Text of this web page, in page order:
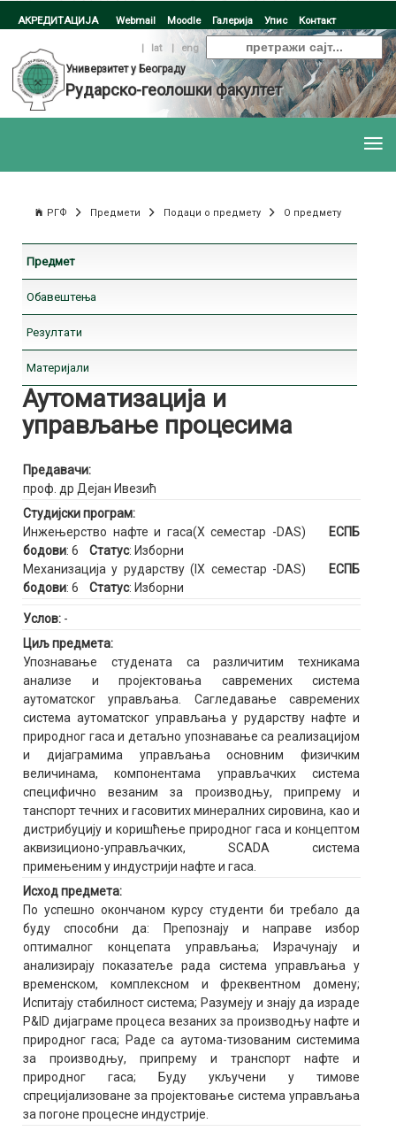
АКРЕДИТАЦИЈА Webmail Moodle Галерија Упис Контакт
| lat |
eng
Универзитет у Београду
Рударско-геолошки факултет
РГФ Предмети Подаци о предмету О предмету
Предмет
Обавештења
Резултати
Материјали
Аутоматизација и
управљање процесима
Предавачи:
проф. др Дејан Ивезић
Студијски програм:
Инжењерство нафте и гаса(X семестар -DAS)
ЕСПБ
бодови: 6 Статус: Изборни
Механизација у рударству (IX семестар -DAS)
ЕСПБ
бодови: 6 Статус: Изборни
Услов: -
Циљ предмета:
Упознавање студената са различитим техникама
анализе и пројектовања савремених система
аутоматског управљања. Сагледавање савремених
система аутоматског управљања у рударству нафте и
природног гаса и детаљно упознавање са реализацијом
и дијаграмима управљања основним физичким
величинама, компонентама управљачких система
специфично везаним за производњу, припрему и
танспорт течних и гасовитих минералних сировина, као и
дистрибуцију и коришћење природног гаса и концептом
аквизиционо-управљачких, SCADA система
примењеним у индустрији нафте и гаса.
Исход предмета:
По успешно окончаном курсу студенти би требало да
буду способни да: Препознају и направе избор
оптималног концепата управљања; Израчунају и
анализирају показатеље рада система управљања у
временском, комплексном и фреквентном домену;
Испитају стабилност система; Разумеју и знају да израде
P&ID дијаграме процеса везаних за производњу нафте и
природног гаса; Раде са аутома-тизованим системима
за производњу, припрему и транспорт нафте и
природног гаса; Буду укључени у тимове
спрецијализоване за пројектовање система управљања
за погоне процесне индустрије.